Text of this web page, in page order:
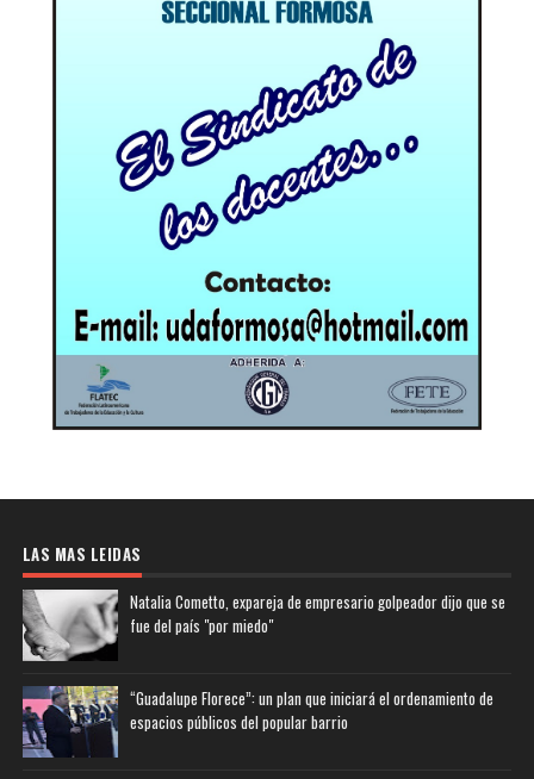
LAS MAS LEIDAS
Natalia Cometto, expareja de empresario golpeador dijo que se
fue del país "por miedo"
“Guadalupe Florece”: un plan que iniciará el ordenamiento de
espacios públicos del popular barrio